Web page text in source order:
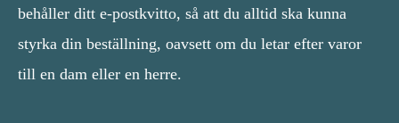
behåller ditt e-postkvitto, så att du alltid ska kunna
styrka din beställning, oavsett om du letar efter varor
till en dam eller en herre.